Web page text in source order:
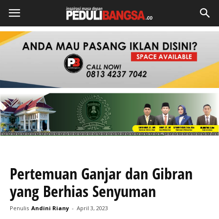
Pertemuan Ganjar dan Gibran
yang Berhias Senyuman
Penulis Andini Riany - April 3, 2023